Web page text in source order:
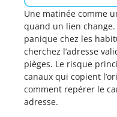
Une matinée comme
quand un lien change.
panique chez les
cherchez l’adresse
pièges. Le risque
canaux qui copient
comment repérer le
adresse.